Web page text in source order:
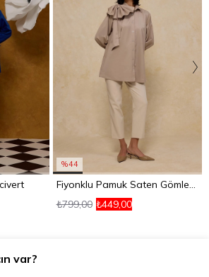
%44
Fiyonklu Pamuk Saten Gömlek Gri
₺449,00
₺799,00
var?